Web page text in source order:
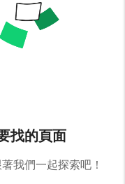
找的頁面
我們一起探索吧！